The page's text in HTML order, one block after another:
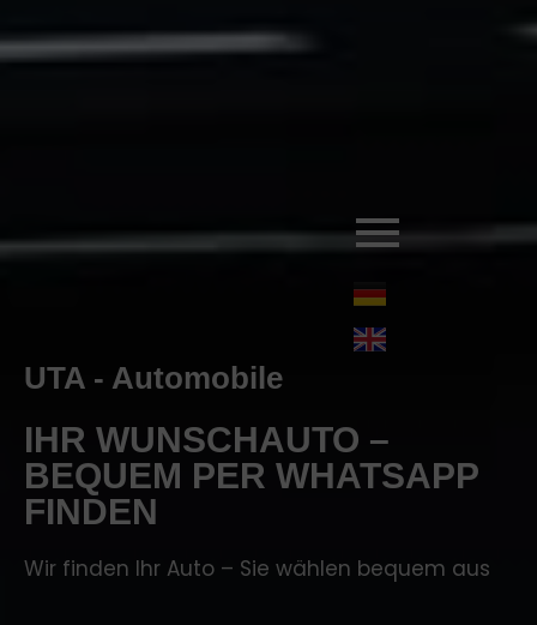
UTA - Automobile
IHR WUNSCHAUTO –
BEQUEM PER WHATSAPP
FINDEN
Wir finden Ihr Auto – Sie wählen bequem aus